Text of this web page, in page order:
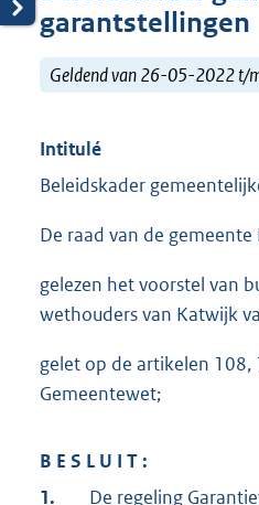
garantstellingen
Geldend van 26-05-2022 t/
Intitulé
Beleidskader
De raad van de
gelezen het voorstel van
wethouders van Katwijk
gelet op de artikelen
Gemeentewet;
B E S L U I T :
1.
De regeling